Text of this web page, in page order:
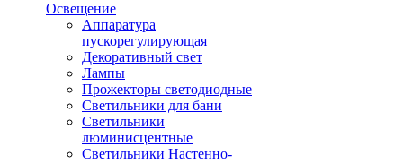
Освещение
Аппаратура
пускорегулирующая
Декоративный свет
Лампы
Прожекторы светодиодные
Светильники для бани
Светильники
люминисцентные
Светильники Настенно-